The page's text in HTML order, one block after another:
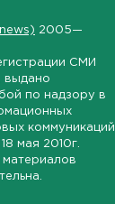
2005—
СМИ
, выдано
по надзору в
коммуникаций
18 мая 2010г.
материалов